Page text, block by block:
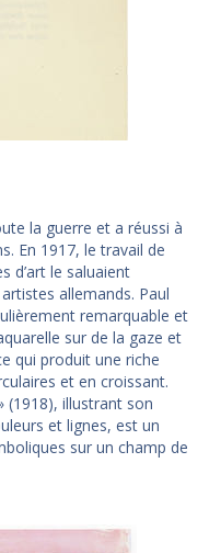
la guerre et a réussi à
En 1917, le travail de
d’art le saluaient
allemands. Paul
remarquable et
sur de la gaze et
qui produit une riche
et en croissant.
(1918), illustrant son
et lignes, est un
sur un champ de